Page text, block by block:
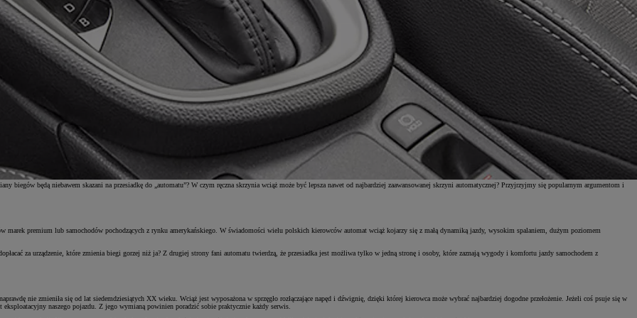
biegów będą niebawem skazani na przesiadkę do „automatu”? W czym ręczna skrzynia wciąż może być lepsza nawet od najbardziej zaawansowanej skrzyni automatycznej? Przyjrzyjmy się popularnym argumentom i
marek premium lub samochodów pochodzących z rynku amerykańskiego. W świadomości wielu polskich kierowców automat wciąż kojarzy się z małą dynamiką jazdy, wysokim spalaniem, dużym poziomem
za urządzenie, które zmienia biegi gorzej niż ja? Z drugiej strony fani automatu twierdzą, że przesiadka jest możliwa tylko w jedną stronę i osoby, które zaznają wygody i komfortu jazdy samochodem z
nie zmieniła się od lat siedemdziesiątych XX wieku. Wciąż jest wyposażona w sprzęgło rozłączające napęd i dźwignię, dzięki której kierowca może wybrać najbardziej dogodne przełożenie. Jeżeli coś psuje się w
naszego pojazdu. Z jego wymianą powinien poradzić sobie praktycznie każdy serwis.